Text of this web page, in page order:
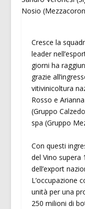
Cresce la
leader
giorni ha
grazie
vitivinicoltura
Rosso e
(Gruppo
spa (Gruppo
Con questi
del Vino supera
dell’export
L’occupazione
unità per una
250 milioni di